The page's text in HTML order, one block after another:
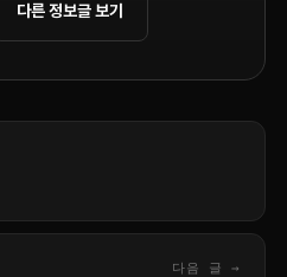
다른 정보글 보기
다음 글 →